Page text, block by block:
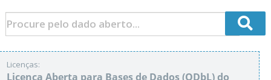
Licenças:
Licença Aberta para Bases de Dados (ODbL) do